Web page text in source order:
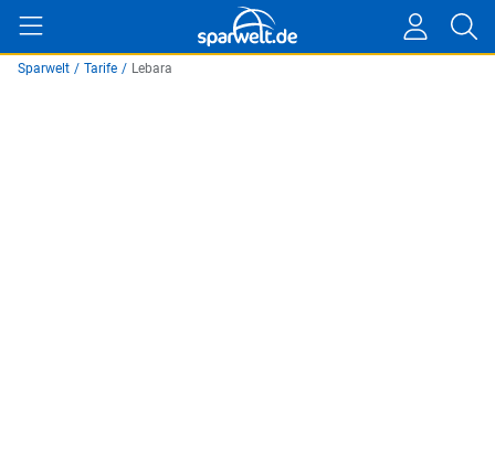
Sparwelt / Tarife / Lebara